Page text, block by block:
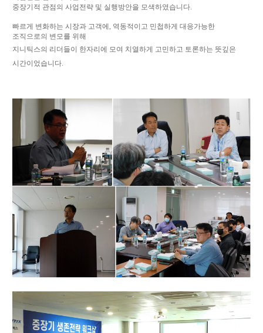
중장기적 관점의 사업전략 및 실행방안을 모색하였습니다.
빠르게 변화하는 시장과 고객에 , 역동적이고 민첩하게 대응가능한
조직으로의 변모를 위해
지니틱스의 리더들이 한자리에 모여 치열하게 고민하고 토론하는 뜻깊은
시간이었습니다.